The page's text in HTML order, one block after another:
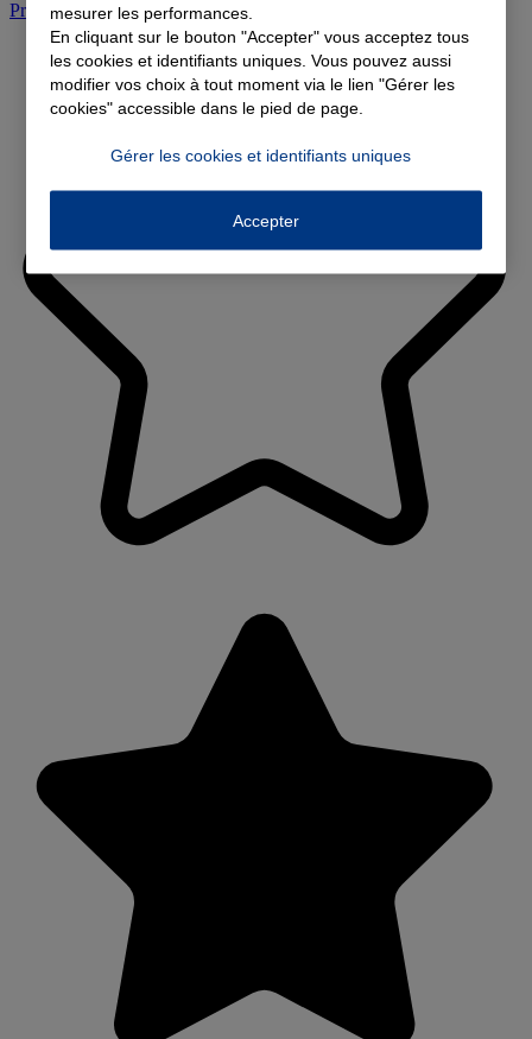
Prendre rendez-vous à l'agence
mesurer les performances.
En cliquant sur le bouton "Accepter" vous acceptez tous
les cookies et identifiants uniques. Vous pouvez aussi
modifier vos choix à tout moment via le lien "Gérer les
cookies" accessible dans le pied de page.
Gérer les cookies et identifiants uniques
Accepter